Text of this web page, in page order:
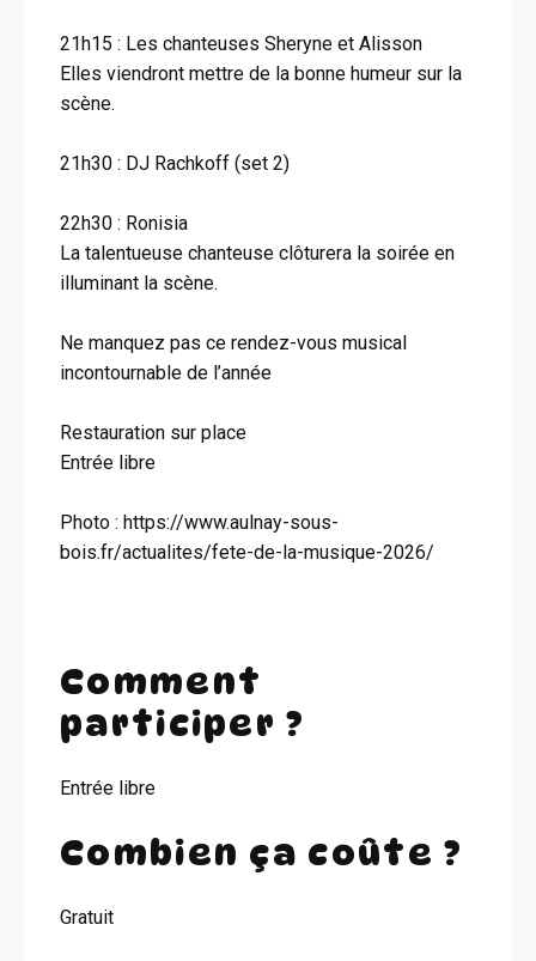
21h15 : Les chanteuses Sheryne et Alisson
Elles viendront mettre de la bonne humeur sur la
scène.
21h30 : DJ Rachkoff (set 2)
22h30 : Ronisia
La talentueuse chanteuse clôturera la soirée en
illuminant la scène.
Ne manquez pas ce rendez-vous musical
incontournable de l’année
Restauration sur place
Entrée libre
Photo : https://www.aulnay-sous-
bois.fr/actualites/fete-de-la-musique-2026/
Comment
participer ?
Entrée libre
Combien ça coûte ?
Gratuit